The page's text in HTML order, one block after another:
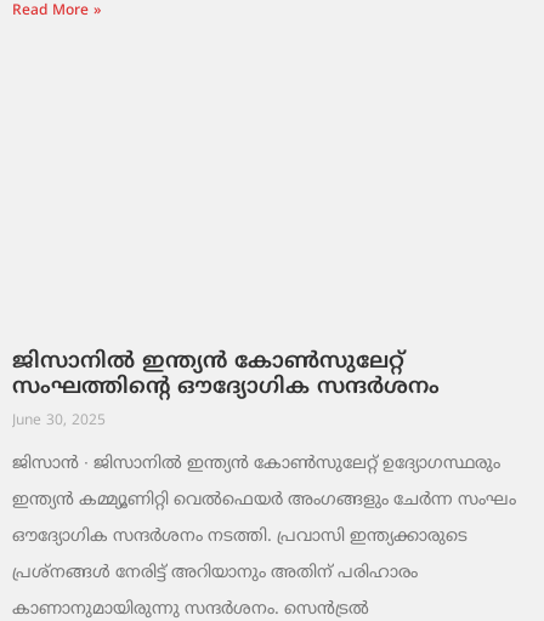
Read More »
ജിസാനിൽ ഇന്ത്യൻ കോൺസുലേറ്റ്
സംഘത്തിന്റെ ഔദ്യോഗിക സന്ദർശനം
June 30, 2025
ജിസാൻ ∙ ജിസാനിൽ ഇന്ത്യൻ കോൺസുലേറ്റ് ഉദ്യോഗസ്ഥരും
ഇന്ത്യൻ കമ്മ്യൂണിറ്റി വെൽഫെയർ അംഗങ്ങളും ചേർന്ന സംഘം
ഔദ്യോഗിക സന്ദർശനം നടത്തി. പ്രവാസി ഇന്ത്യക്കാരുടെ
പ്രശ്നങ്ങൾ നേരിട്ട് അറിയാനും അതിന് പരിഹാരം
കാണാനുമായിരുന്നു സന്ദർശനം. സെൻട്രൽ